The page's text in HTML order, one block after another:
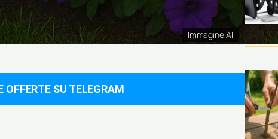
Immagine AI
OFFERTE SU TELEGRAM